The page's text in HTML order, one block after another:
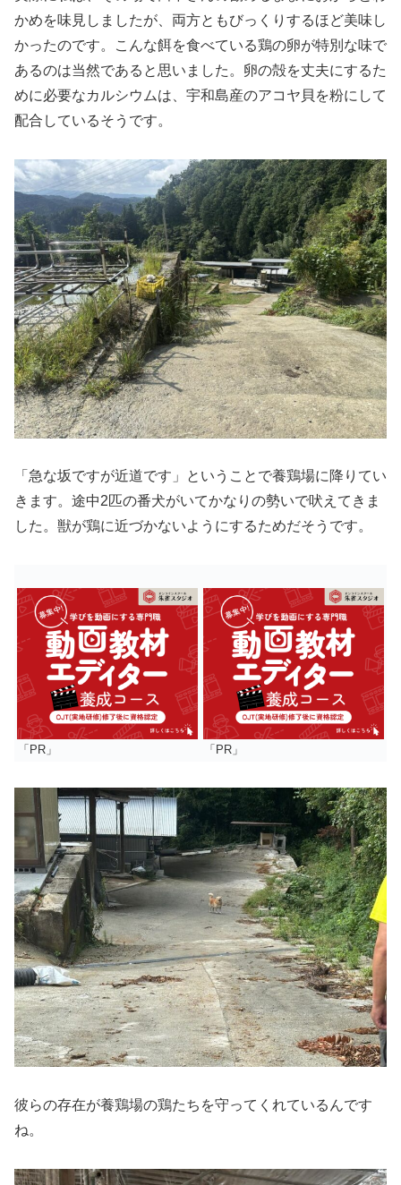
かめを味見しましたが、両方ともびっくりするほど美味し
かったのです。こんな餌を食べている鶏の卵が特別な味で
あるのは当然であると思いました。卵の殻を丈夫にするた
めに必要なカルシウムは、宇和島産のアコヤ貝を粉にして
配合しているそうです。
「急な坂ですが近道です」ということで養鶏場に降りてい
きます。途中2匹の番犬がいてかなりの勢いで吠えてきま
した。獣が鶏に近づかないようにするためだそうです。
「PR」 「PR」
彼らの存在が養鶏場の鶏たちを守ってくれているんです
ね。